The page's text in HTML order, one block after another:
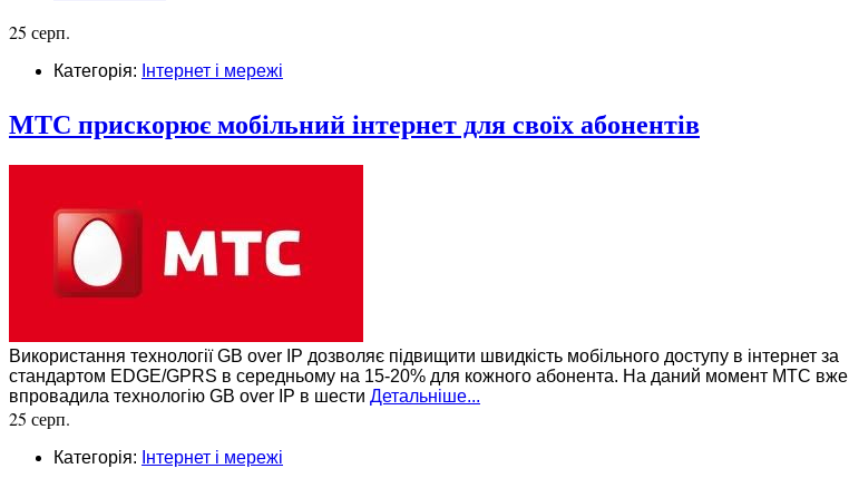
25 серп.
Категорія: Інтернет і мережі
МТС прискорює мобільний інтернет для своїх абонентів
Використання технології GB over IP дозволяє підвищити швидкість мобільного доступу в інтернет за
стандартом EDGE/GPRS в середньому на 15-20% для кожного абонента. На даний момент МТС вже
впровадила технологію GB over IP в шести Детальніше...
25 серп.
Категорія: Інтернет і мережі